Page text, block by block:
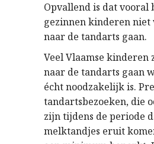
Opvallend is dat vooral
gezinnen kinderen niet
naar de tandarts gaan.
Veel Vlaamse kinderen
naar de tandarts gaan
écht noodzakelijk is.
tandartsbezoeken, die
zijn tijdens de periode
melktandjes eruit